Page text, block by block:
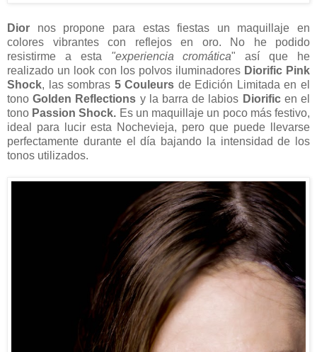
Dior nos propone para estas fiestas un maquillaje en
colores vibrantes con reflejos en oro. No he podido
resistirme a esta "experiencia cromática" así que he
realizado un look con los polvos iluminadores Diorific Pink
Shock, las sombras 5 Couleurs de Edición Limitada en el
tonoGolden Reflections y la barra de labios Diorificen el
tono Passion Shock. Es un maquillaje un poco más festivo,
ideal para lucir esta Nochevieja, pero que puede llevarse
perfectamente durante el día bajando la intensidad de los
tonos utilizados.